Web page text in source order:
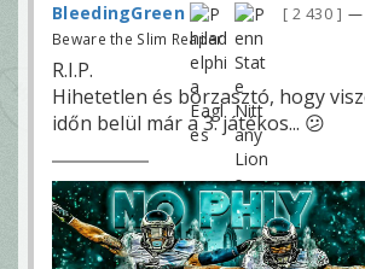
BleedingGreen 2 430
—
Beware the Slim Reaper!
R.I.P.
Hihetetlen és borzasztó, hogy
időn belül már a 3. játékos... 😕